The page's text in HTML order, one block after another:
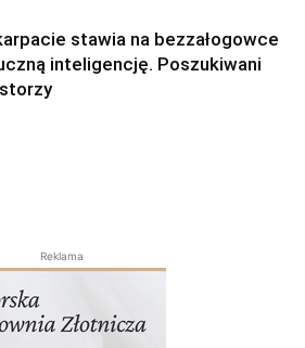
stawia na bezzałogowce
inteligencję. Poszukiwani
Reklama